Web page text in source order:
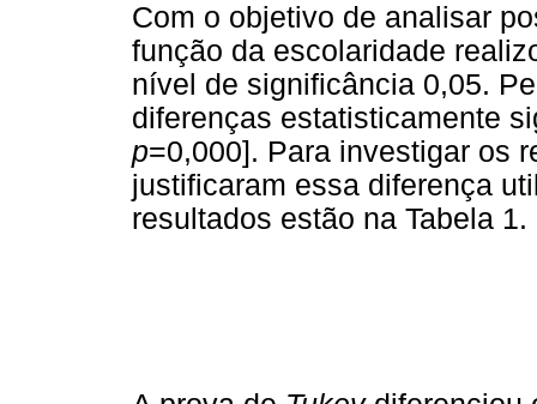
Com o objetivo de analisar
função da escolaridade
nível de significância 0,05.
diferenças estatisticamente
p=0,000]. Para investigar os
justificaram essa diferença
resultados estão na Tabela 1.